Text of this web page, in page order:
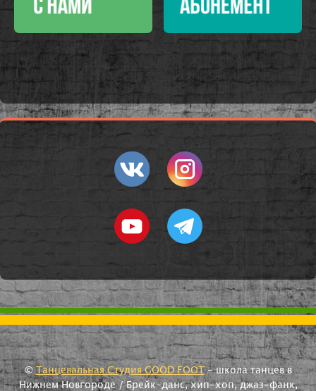
©Танцевальная Студия GOOD FOOT- школа танцев в
Нижнем Новгороде / Брейк-данс, хип-хоп, джаз-фанк,